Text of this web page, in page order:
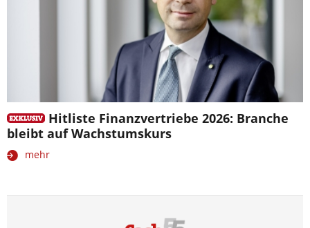
Hitliste Finanzvertriebe 2026: Branche
bleibt auf Wachstumskurs
mehr